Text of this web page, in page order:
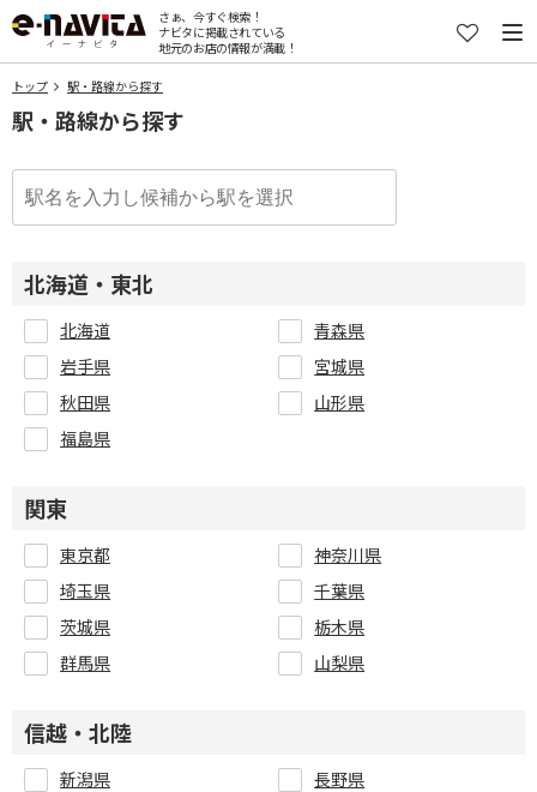
さぁ、今すぐ検索！
ナビタに掲載されている
地元のお店の情報が満載！
トップ 駅・路線から探す
駅・路線から探す
北海道・東北
北海道
青森県
岩手県
宮城県
秋田県
山形県
福島県
関東
東京都
神奈川県
埼玉県
千葉県
茨城県
栃木県
群馬県
山梨県
信越・北陸
新潟県
長野県